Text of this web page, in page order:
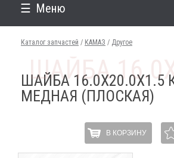
Меню
Каталог запчастей / КАМАЗ / Другое
ШАЙБА 16.0Х20.0Х1.5
МЕДНАЯ (ПЛОСКАЯ)
В КОРЗИНУ